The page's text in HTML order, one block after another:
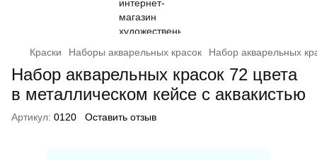
Краски Наборы акварельных красок Набор акварельных
Набор акварельных красок 72 цвета
в металлическом кейсе с аквакистью
Артикул: 0120 Оставить отзыв